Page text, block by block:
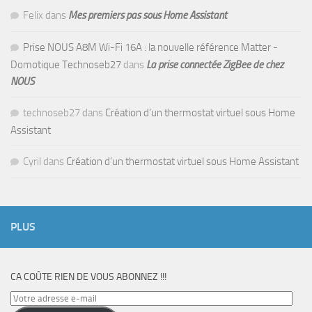
Felix dans Mes premiers pas sous Home Assistant
Prise NOUS A8M Wi-Fi 16A : la nouvelle référence Matter -
Domotique Technoseb27 dans La prise connectée ZigBee de chez
NOUS
technoseb27 dans Création d’un thermostat virtuel sous Home
Assistant
Cyril dans Création d’un thermostat virtuel sous Home Assistant
PLUS
CA COÛTE RIEN DE VOUS ABONNEZ !!!
Votre